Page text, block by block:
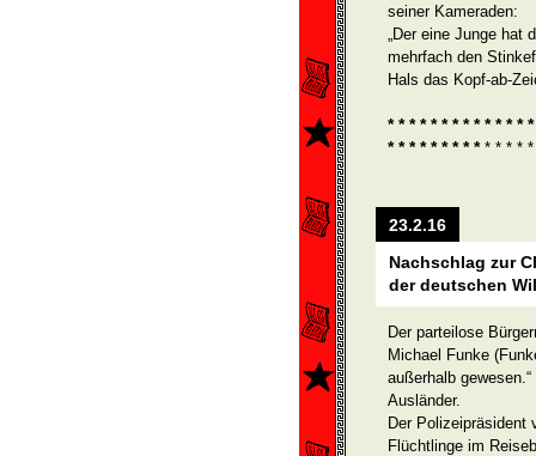
seiner Kameraden:
„Der eine Junge hat
mehrfach den
Hals das Kopf-ab-
* * * * * * * * * * * * *
* * * * * * * * ** * * *
23.2.16
Nachschlag zur
der deutschen
Der parteilose
Michael Funke
außerhalb
Ausländer.
Der Polizeipräsident
Flüchtlinge im